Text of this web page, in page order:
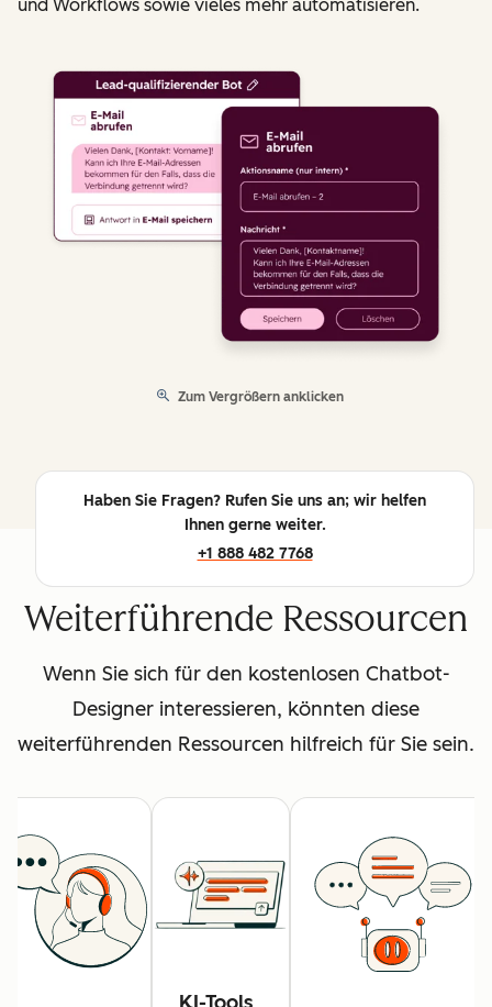
und Workflows sowie vieles mehr automatisieren.
Zum Vergrößern anklicken
Haben Sie Fragen? Rufen Sie uns an; wir helfen
Ihnen gerne weiter.
+1 888 482 7768
Weiterführende Ressourcen
Wenn Sie sich für den kostenlosen Chatbot-
Designer interessieren, könnten diese
weiterführenden Ressourcen hilfreich für Sie sein.